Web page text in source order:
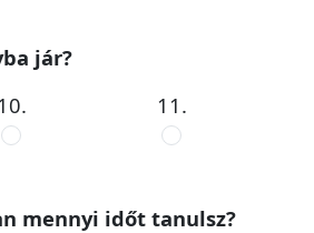
jár?
11.
mennyi időt tanulsz?